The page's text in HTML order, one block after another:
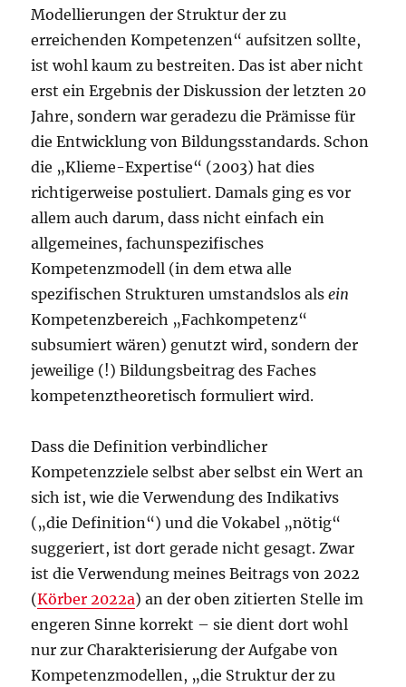
Modellierungen der Struktur der zu
erreichenden Kompetenzen“ aufsitzen sollte,
ist wohl kaum zu bestreiten. Das ist aber nicht
erst ein Ergebnis der Diskussion der letzten 20
Jahre, sondern war geradezu die Prämisse für
die Entwicklung von Bildungsstandards. Schon
die „Klieme-Expertise“ (2003) hat dies
richtigerweise postuliert. Damals ging es vor
allem auch darum, dass nicht einfach ein
allgemeines, fachunspezifisches
Kompetenzmodell (in dem etwa alle
spezifischen Strukturen umstandslos alsein
Kompetenzbereich „Fachkompetenz“
subsumiert wären) genutzt wird, sondern der
jeweilige (!) Bildungsbeitrag des Faches
kompetenztheoretisch formuliert wird.
Dass die Definition verbindlicher
Kompetenzziele selbst aber selbst ein Wert an
sich ist, wie die Verwendung des Indikativs
(„die Definition“) und die Vokabel „nötig“
suggeriert, ist dort gerade nicht gesagt. Zwar
ist die Verwendung meines Beitrags von 2022
(Körber 2022a) an der oben zitierten Stelle im
engeren Sinne korrekt – sie dient dort wohl
nur zur Charakterisierung der Aufgabe von
Kompetenzmodellen, „die Struktur der zu